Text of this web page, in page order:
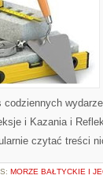
codziennych
i Kazania i
czytać treści
MORZE BAŁTYCKIE I